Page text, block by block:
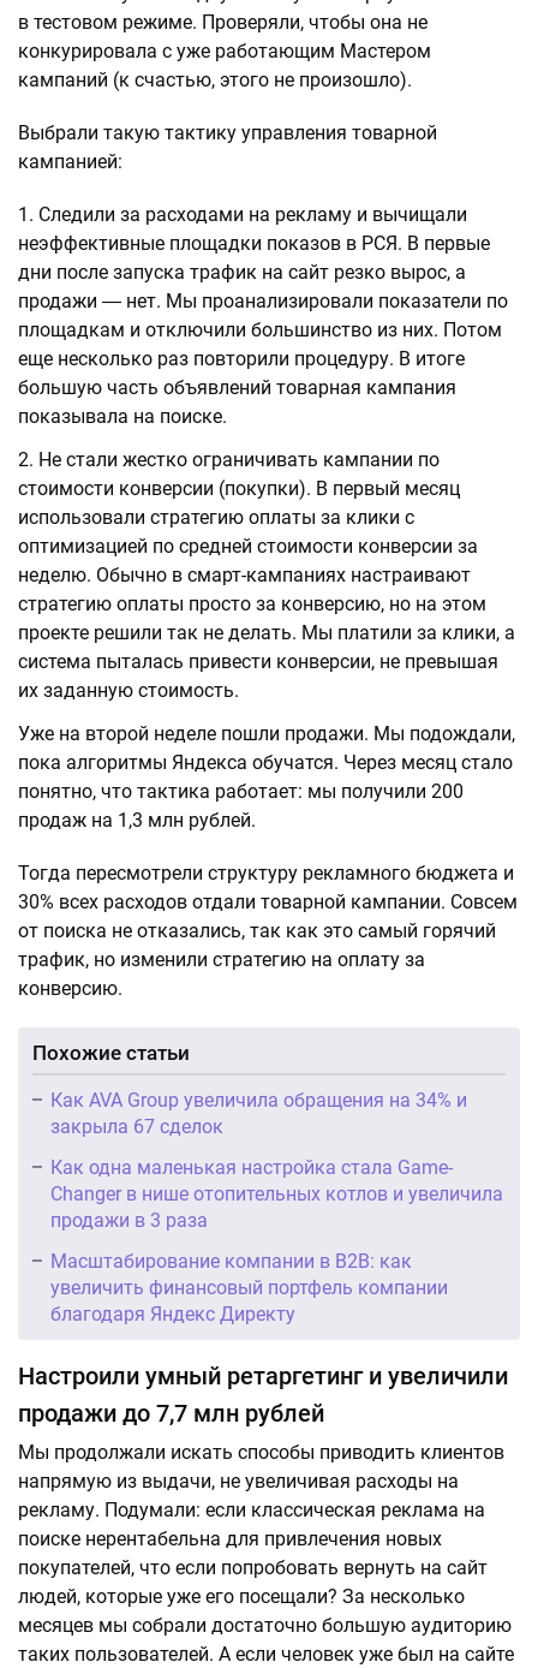
в тестовом режиме. Проверяли, чтобы она не
конкурировала с уже работающим Мастером
кампаний (к счастью, этого не произошло).
Выбрали такую тактику управления товарной
кампанией:
Следили за расходами на рекламу и вычищали
неэффективные площадки показов в РСЯ. В первые
дни после запуска трафик на сайт резко вырос, а
продажи ― нет. Мы проанализировали показатели по
площадкам и отключили большинство из них. Потом
еще несколько раз повторили процедуру. В итоге
большую часть объявлений товарная кампания
показывала на поиске.
Не стали жестко ограничивать кампании по
стоимости конверсии (покупки). В первый месяц
использовали стратегию оплаты за клики с
оптимизацией по средней стоимости конверсии за
неделю. Обычно в смарт-кампаниях настраивают
стратегию оплаты просто за конверсию, но на этом
проекте решили так не делать. Мы платили за клики, а
система пыталась привести конверсии, не превышая
их заданную стоимость.
Уже на второй неделе пошли продажи. Мы подождали,
пока алгоритмы Яндекса обучатся. Через месяц стало
понятно, что тактика работает: мы получили 200
продаж на 1,3 млн рублей.
Тогда пересмотрели структуру рекламного бюджета и
30% всех расходов отдали товарной кампании. Совсем
от поиска не отказались, так как это самый горячий
трафик, но изменили стратегию на оплату за
конверсию.
Похожие статьи
Как AVA Group увеличила обращения на 34% и
закрыла 67 сделок
Как одна маленькая настройка стала Game-
Changer в нише отопительных котлов и увеличила
продажи в 3 раза
Масштабирование компании в B2B: как
увеличить финансовый портфель компании
благодаря Яндекс Директу
Настроили умный ретаргетинг и увеличили
продажи до 7,7 млн рублей
Мы продолжали искать способы приводить клиентов
напрямую из выдачи, не увеличивая расходы на
рекламу. Подумали: если классическая реклама на
поиске нерентабельна для привлечения новых
покупателей, что если попробовать вернуть на сайт
людей, которые уже его посещали? За несколько
месяцев мы собрали достаточно большую аудиторию
таких пользователей. А если человек уже был на сайте